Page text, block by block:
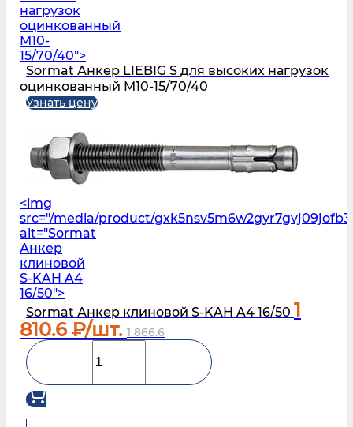
нагрузок
оцинкованный
M10-
15/70/40">
Sormat Анкер LIEBIG S для высоких нагрузок
оцинкованный M10-15/70/40
Узнать цену
<img
src="/media/product/
alt="Sormat
Анкер
клиновой
S‑KAH A4
16/50">
Sormat Анкер клиновой S‑KAH A4 16/50 1
810.6₽/шт. 1 866.6